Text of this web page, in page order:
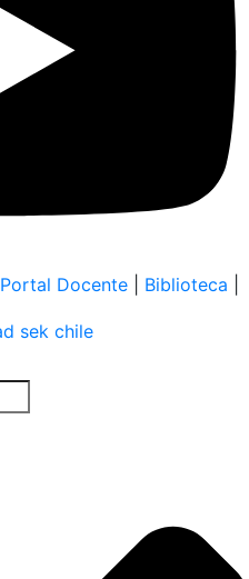
Portal Docente Biblioteca